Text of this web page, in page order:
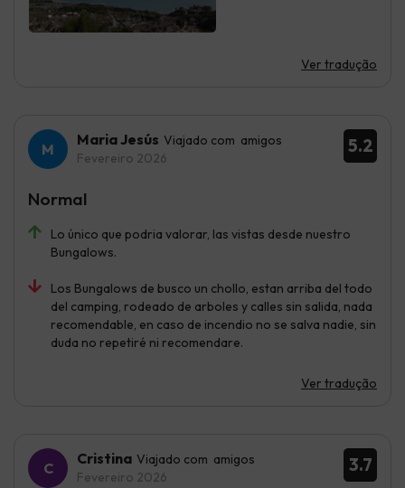
Ver tradução
5.2
Maria Jesús Viajado com amigos
Fevereiro 2026
Lo único que podria valorar, las vistas desde nuestro
Bungalows.
Los Bungalows de busco un chollo, estan arriba del todo
del camping, rodeado de arboles y calles sin salida, nada
recomendable, en caso de incendio no se salva nadie, sin
duda no repetiré ni recomendare.
Ver tradução
Normal
3.7
Cristina Viajado com amigos
Fevereiro 2026